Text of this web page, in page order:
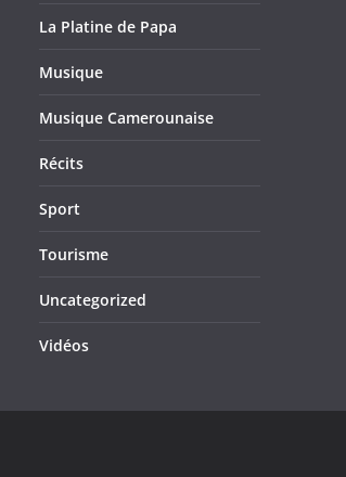
La Platine de Papa
Musique
Musique Camerounaise
Récits
Sport
Tourisme
Uncategorized
Vidéos